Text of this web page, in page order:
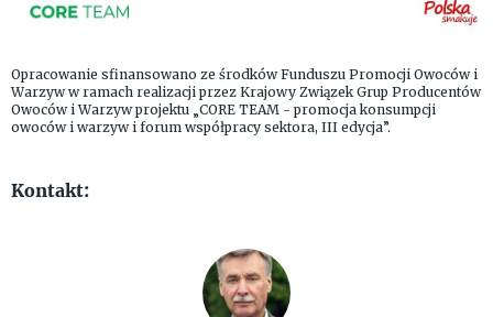
Opracowanie sfinansowano ze środków Funduszu Promocji Owoców i
Warzyw w ramach realizacji przez Krajowy Związek Grup Producentów
Owoców i Warzyw projektu „CORE TEAM - promocja konsumpcji
owoców i warzyw i forum współpracy sektora, III edycja”.
Kontakt: